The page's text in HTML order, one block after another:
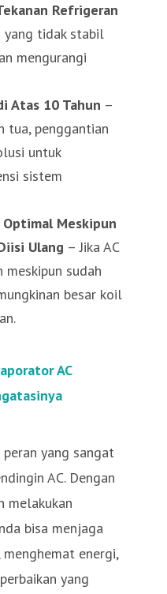
Refrigeran
yang tidak stabil
mengurangi
Atas 10 Tahun –
tua, penggantian
untuk
sistem
Meskipun
Ulang – Jika AC
meskipun sudah
besar koil
AC
yang sangat
AC. Dengan
melakukan
bisa menjaga
energi,
yang